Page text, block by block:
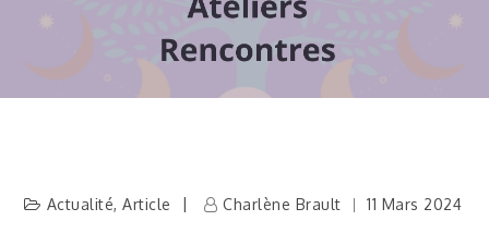
Actualité,Article Charlène Brault 11 Mars 2024